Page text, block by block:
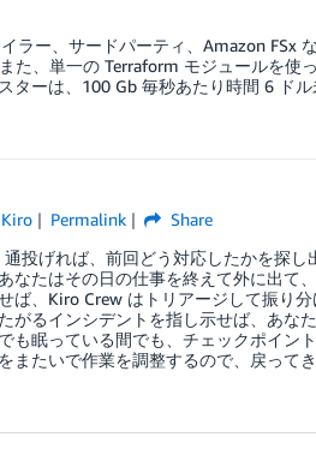
ラー、サードパーティ、Amazon FSx
た、単一の Terraform モジュールを使
ターは、100 Gb 毎秒あたり時間 6 ド
Kiro Permalink
Share
投げれば、前回どう対応したかを探し
たはその日の仕事を終えて外に出て
ば、Kiro Crew はトリアージして振り
がるインシデントを指し示せば、あな
も眠っている間でも、チェックポイン
たいで作業を調整するので、戻って